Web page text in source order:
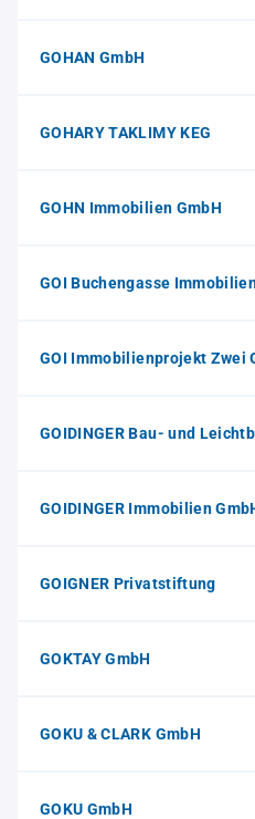
GOHAN GmbH
GOHARY TAKLIMY KEG
GOHN Immobilien GmbH
GOI Buchengasse
GOI Immobilienprojekt Zwei
GOIDINGER Bau- und
GOIDINGER Immobilien
GOIGNER Privatstiftung
GOKTAY GmbH
GOKU & CLARK GmbH
GOKU GmbH